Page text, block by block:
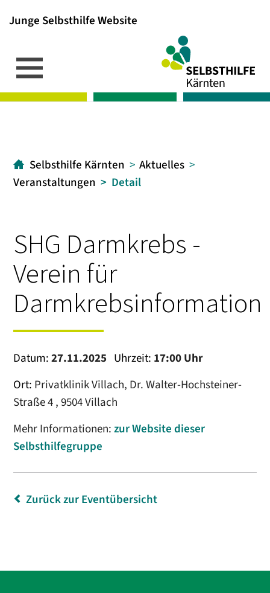
Junge Selbsthilfe Website
[1]
[2]
[3]
Selbsthilfe Kärnten
Aktuelles
Veranstaltungen
Detail
SHG Darmkrebs -
Verein für
Darmkrebsinformation
Datum:27.11.2025 Uhrzeit: 17:00 Uhr
Ort: Privatklinik Villach, Dr. Walter-Hochsteiner-
Straße 4 , 9504 Villach
Mehr Informationen:zur Website dieser
Selbsthilfegruppe
Zurück zur Eventübersicht